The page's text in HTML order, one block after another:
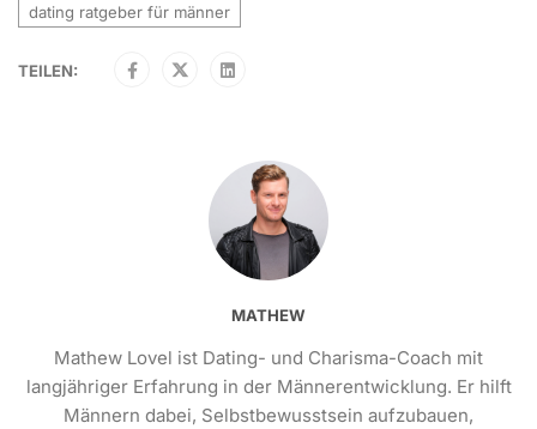
dating ratgeber für männer
TEILEN:
MATHEW
Mathew Lovel ist Dating- und Charisma-Coach mit
langjähriger Erfahrung in der Männerentwicklung. Er hilft
Männern dabei, Selbstbewusstsein aufzubauen,